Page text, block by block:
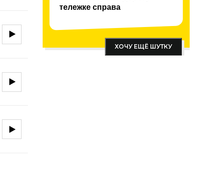
тележке справа
ХОЧУ ЕЩЁ ШУТКУ